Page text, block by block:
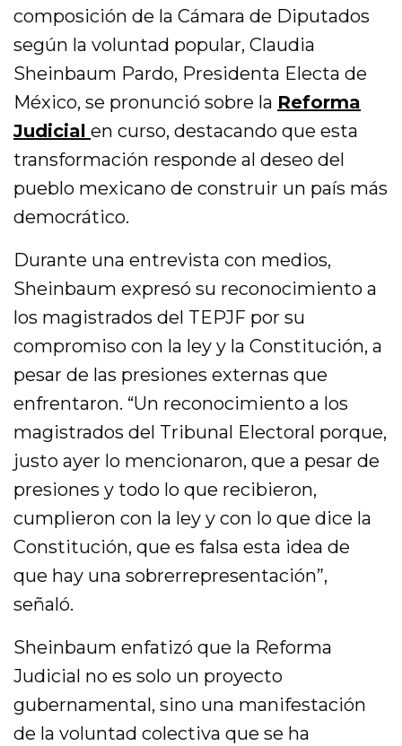
composición de la Cámara de Diputados
según la voluntad popular, Claudia
Sheinbaum Pardo, Presidenta Electa de
México, se pronunció sobre la Reforma
Judicial en curso, destacando que esta
transformación responde al deseo del
pueblo mexicano de construir un país más
democrático.
Durante una entrevista con medios,
Sheinbaum expresó su reconocimiento a
los magistrados del TEPJF por su
compromiso con la ley y la Constitución, a
pesar de las presiones externas que
enfrentaron. “Un reconocimiento a los
magistrados del Tribunal Electoral porque,
justo ayer lo mencionaron, que a pesar de
presiones y todo lo que recibieron,
cumplieron con la ley y con lo que dice la
Constitución, que es falsa esta idea de
que hay una sobrerrepresentación”,
señaló.
Sheinbaum enfatizó que la Reforma
Judicial no es solo un proyecto
gubernamental, sino una manifestación
de la voluntad colectiva que se ha